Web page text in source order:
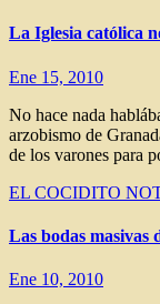
La Iglesia católica
Ene 15, 2010
No hace nada
arzobismo de
de los varones para
EL COCIDITO
Las bodas masivas
Ene 10, 2010